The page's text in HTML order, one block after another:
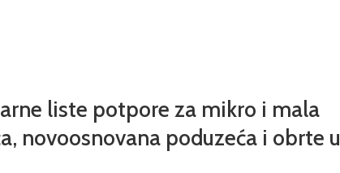
liste potpore za mikro i mala
novoosnovana poduzeća i obrte u